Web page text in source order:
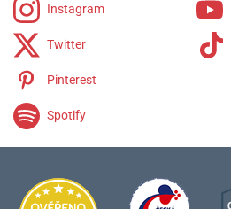
Instagram
Twitter
Pinterest
Spotify